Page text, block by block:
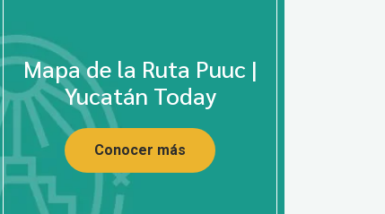
Mapa de la Ruta Puuc |
Yucatán Today
Conocer más